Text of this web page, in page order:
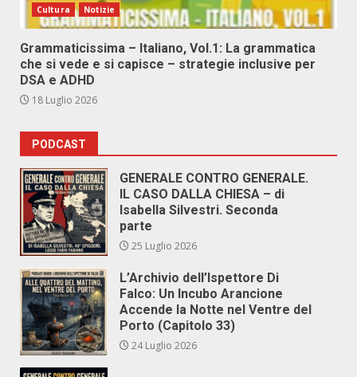
Cultura Notizie
Grammaticissima – Italiano, Vol.1: La grammatica
che si vede e si capisce – strategie inclusive per
DSA e ADHD
18 Luglio 2026
PODCAST
GENERALE CONTRO GENERALE.
IL CASO DALLA CHIESA – di
Isabella Silvestri. Seconda
parte
25 Luglio 2026
L’Archivio dell’Ispettore Di
Falco: Un Incubo Arancione
Accende la Notte nel Ventre del
Porto (Capitolo 33)
24 Luglio 2026